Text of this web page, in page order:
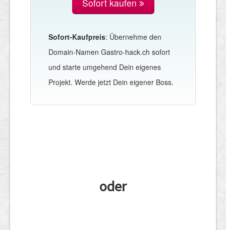
Sofort kaufen
Sofort-Kaufpreis: Übernehme den
Domain-Namen Gastro-hack.ch sofort
und starte umgehend Dein eigenes
Projekt. Werde jetzt Dein eigener Boss.
oder